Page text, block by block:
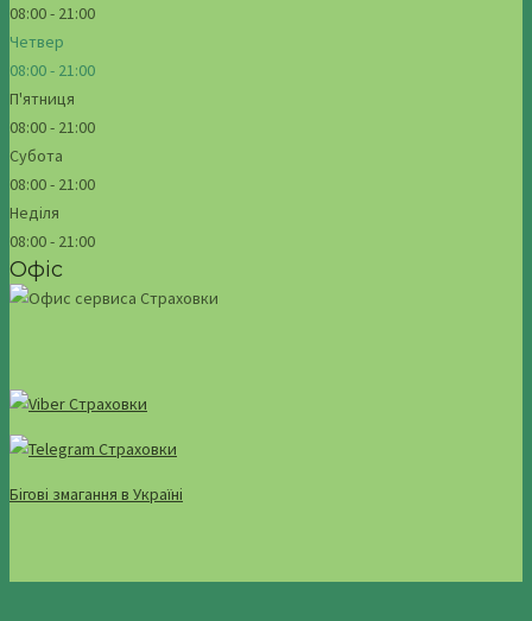
08:00 - 21:00
Четвер
08:00 - 21:00
П'ятниця
08:00 - 21:00
Субота
08:00 - 21:00
Неділя
08:00 - 21:00
Офіс
Бігові змагання в Україні